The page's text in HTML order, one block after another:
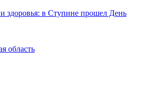
здоровья: в Ступине прошел День
область